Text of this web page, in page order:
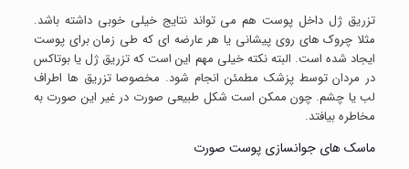
تزریق ژل داخل پوست هم می تواند نتایج خیلی خوبی داشته باشد.
مثلا چروک های روی پیشانی یا هر عارضه ای که طی زمان برای پوست
ایجاد شده است. البته نکته خیلی مهم این است که تزریق ژل یا بوتاکس
در مردان توسط پزشک مطمئن انجام شود. مخصوصا تزریق ها اطراف
لب یا چشم. چون ممکن است شکل طبیعی صورت در غیر این صورت به
مخاطره بیافتد.
ماسک های جوانسازی پوست صورت